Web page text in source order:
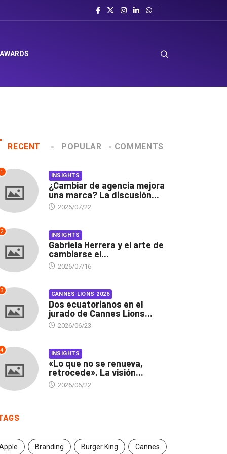
en Corporación Favorita
INSIGHTS CANNES LIONS 2026
RECENT POPULAR COMMENTS
1 INSIGHTS
¿Cambiar de agencia mejora
una marca? La discusión...
2026/07/22
2 INSIGHTS
Gabriela Herrera y el arte de
cambiarse el...
2026/07/16
3 CANNES LIONS 2026
Dos ecuatorianos en el
jurado de Cannes Lions...
2026/06/23
4 INSIGHTS
«Lo que no se renueva,
retrocede». La visión...
2026/06/22
Branding Burger King Cannes